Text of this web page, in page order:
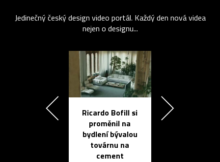
Jedinečný český design video portál. Každý den nová videa
nejen o designu...
Ricardo Bofill si
proměnil na
bydlení bývalou
továrnu na
cement